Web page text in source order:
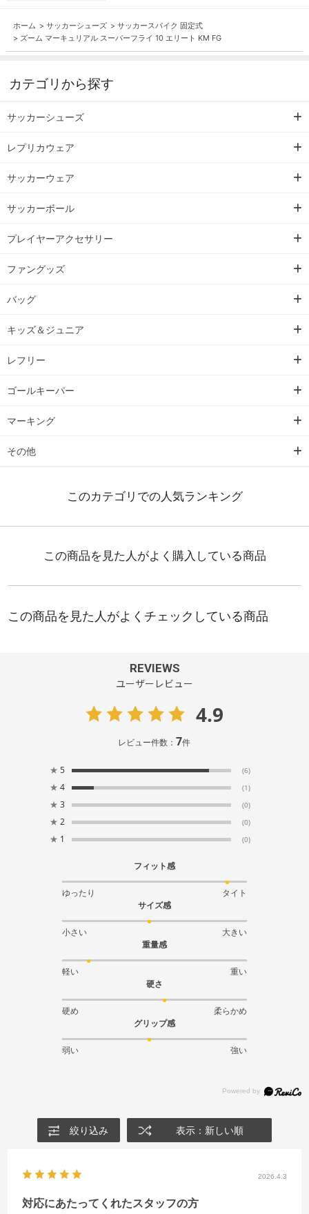
ホーム > サッカーシューズ > サッカースパイク 固定式
> ズーム マーキュリアル スーパーフライ 10 エリート KM FG
カテゴリから探す
サッカーシューズ
レプリカウェア
サッカーウェア
サッカーボール
プレイヤーアクセサリー
ファングッズ
バッグ
キッズ＆ジュニア
レフリー
ゴールキーパー
マーキング
その他
REVIEWS
ユーザーレビュー
4.9
レビュー件数：7件
★ 5 (6)
★ 4 (1)
★ 3 (0)
★ 2 (0)
★ 1 (0)
フィット感
ゆったり
タイト
サイズ感
小さい
大きい
重量感
軽い
重い
硬さ
硬め
柔らかめ
グリップ感
弱い 強い
絞り込み 表示：新しい順
2026.4.3
対応にあたってくれたスタッフの方